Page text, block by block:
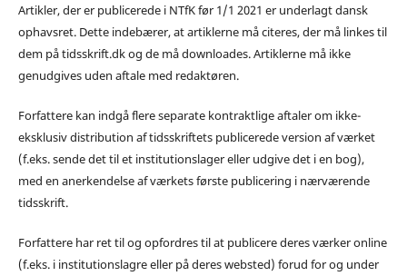
Artikler, der er publicerede i NTfK før 1/1 2021 er underlagt dansk
ophavsret. Dette indebærer, at artiklerne må citeres, der må linkes til
dem på tidsskrift.dk og de må downloades. Artiklerne må ikke
genudgives uden aftale med redaktøren.
Forfattere kan indgå flere separate kontraktlige aftaler om ikke-
eksklusiv distribution af tidsskriftets publicerede version af værket
(f.eks. sende det til et institutionslager eller udgive det i en bog),
med en anerkendelse af værkets første publicering i nærværende
tidsskrift.
Forfattere har ret til og opfordres til at publicere deres værker online
(f.eks. i institutionslagre eller på deres websted) forud for og under